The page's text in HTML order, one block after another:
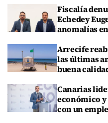
Fiscalía
Echedey
anomalías
Arrecife
las últimas
buena
Canarias
económico
con un